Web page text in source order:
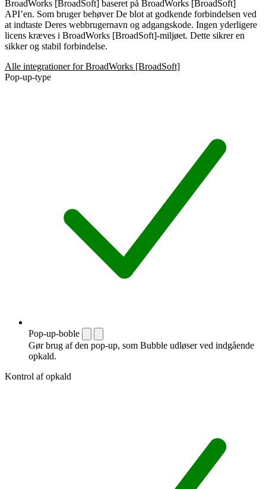
BroadWorks [BroadSoft] baseret på BroadWorks [BroadSoft]
API’en. Som bruger behøver De blot at godkende forbindelsen ved
at indtaste Deres webbrugernavn og adgangskode. Ingen yderligere
licens kræves i BroadWorks [BroadSoft]-miljøet. Dette sikrer en
sikker og stabil forbindelse.
Alle integrationer for BroadWorks [BroadSoft]
Pop-up-type
Pop-up-boble
Gør brug af den pop-up, som Bubble udløser ved indgående
opkald.
Kontrol af opkald